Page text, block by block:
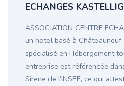
ECHANGES KASTELLIG
ASSOCIATION CENTRE
un hotel basé à
spécialisé en Hébergement
entreprise est référencée
Sirene de l’INSEE, ce qui